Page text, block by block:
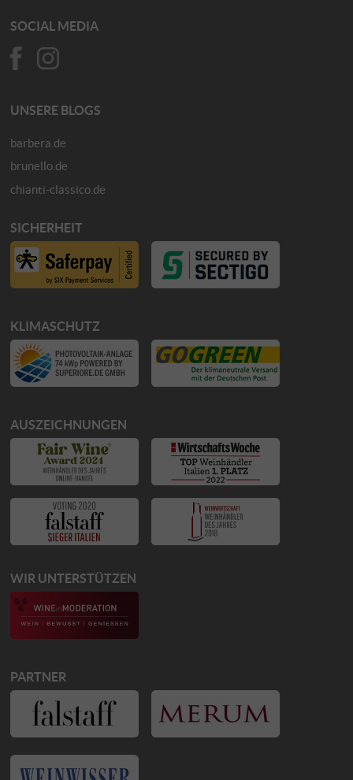
SOCIAL MEDIA
UNSERE BLOGS
barbera.de
brunello.de
chianti-classico.de
SICHERHEIT
KLIMASCHUTZ
AUSZEICHNUNGEN
WIR UNTERSTÜTZEN
PARTNER